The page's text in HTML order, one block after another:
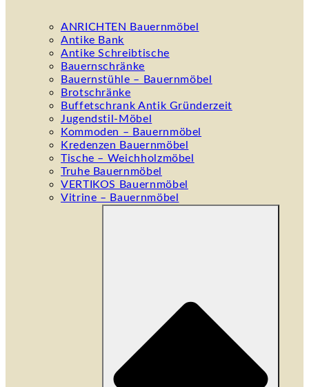
ANRICHTEN Bauernmöbel
Antike Bank
Antike Schreibtische
Bauernschränke
Bauernstühle – Bauernmöbel
Brotschränke
Buffetschrank Antik Gründerzeit
Jugendstil-Möbel
Kommoden – Bauernmöbel
Kredenzen Bauernmöbel
Tische – Weichholzmöbel
Truhe Bauernmöbel
VERTIKOS Bauernmöbel
Vitrine – Bauernmöbel